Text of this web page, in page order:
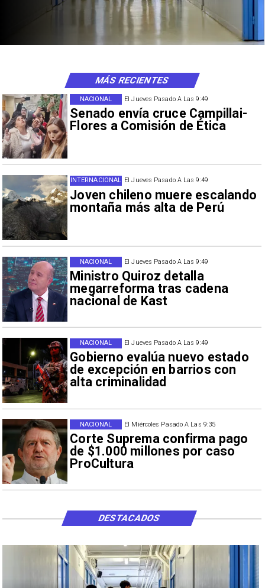
El Jueves Pasado A Las 9:49
Senado envía cruce Campillai-
Flores a Comisión de Ética
NACIONAL
El Jueves Pasado A Las 9:49
Joven chileno muere escalando
montaña más alta de Perú
INTERNACIONAL
El Jueves Pasado A Las 9:49
Ministro Quiroz detalla
megarreforma tras cadena
nacional de Kast
NACIONAL
El Jueves Pasado A Las 9:49
Gobierno evalúa nuevo estado
de excepción en barrios con
alta criminalidad
NACIONAL
El Miércoles Pasado A Las 9:35
Corte Suprema confirma pago
de $1.000 millones por caso
ProCultura
NACIONAL
MÁS RECIENTES
DESTACADOS